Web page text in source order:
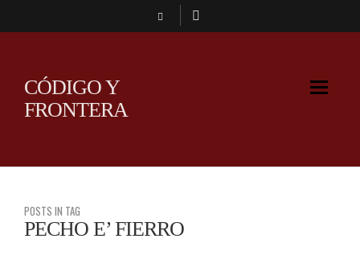
CÓDIGO Y
FRONTERA
POSTS IN TAG
PECHO E’ FIERRO